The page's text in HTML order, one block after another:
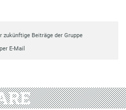
zukünftige Beiträge der Gruppe
per E-Mail